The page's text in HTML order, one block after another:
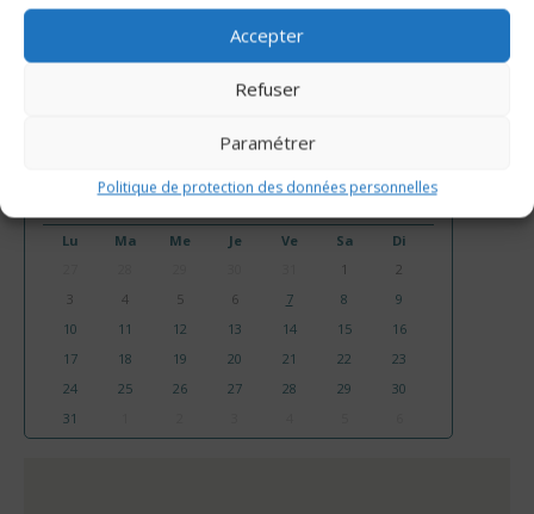
Accepter
Refuser
Paramétrer
Politique de protection des données personnelles
Lu Ma Me Je Ve Sa
Di
1
2
3
4 5 6 7 8
9
10
11 12 13 14 15
16
17
18 19 20 21 22
23
24
25 26 27 28 29
30
31